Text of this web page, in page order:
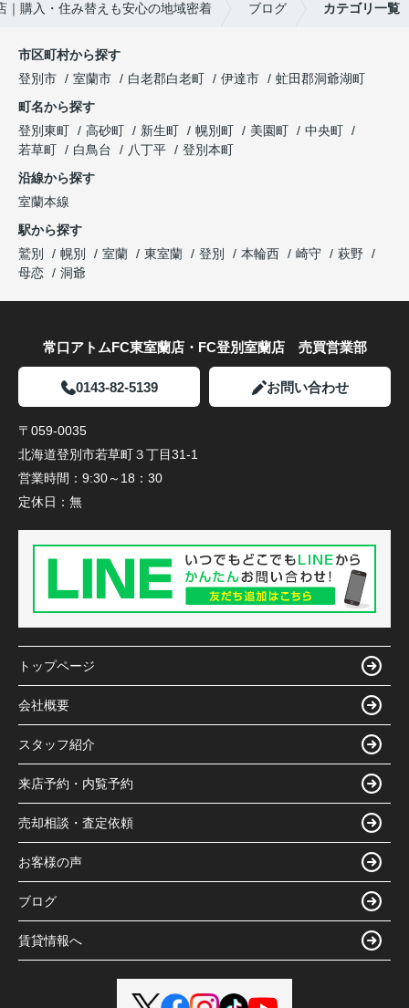
｜購入・住み替えも安心の地域密着 ブログ カテゴリ一覧
市区町村から探す
登別市
室蘭市 白老郡白老町 伊達市
虻田郡洞爺湖町
町名から探す
登別東町
高砂町 新生町 幌別町 美園町
中央町
若草町
白鳥台 八丁平
登別本町
沿線から探す
室蘭本線
駅から探す
鷲別
幌別 室蘭 東室蘭 登別 本輪西 崎守
萩野
母恋
洞爺
常口アトムFC東室蘭店・FC登別室蘭店 売買営業部
0143-82-5139 お問い合わせ
〒059-0035
北海道登別市若草町３丁目31-1
営業時間： 9:30～18：30
定休日： 無
トップページ
会社概要
スタッフ紹介
来店予約・内覧予約
売却相談・査定依頼
お客様の声
ブログ
賃貸情報へ